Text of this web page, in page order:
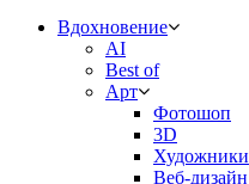
Вдохновение
AI
Best of
Арт
Фотошоп
3D
Художники
Веб-дизайн